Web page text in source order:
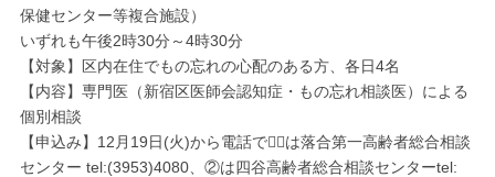
保健センター等複合施設）
いずれも午後2時30分～4時30分
【対象】区内在住でもの忘れの心配のある方、各日4名
【内容】専門医（新宿区医師会認知症・もの忘れ相談医）による
個別相談
【申込み】12月19日(火)から電話で①は落合第一高齢者総合相談
センター tel:(3953)4080、②は四谷高齢者総合相談センターtel: